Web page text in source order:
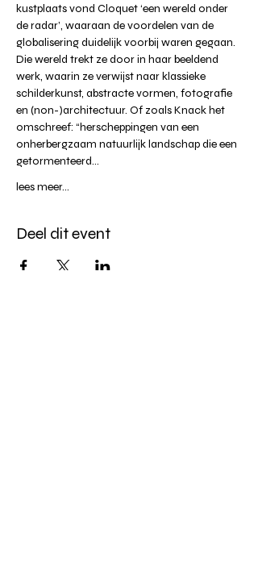
kustplaats vond Cloquet ‘een wereld onder
de radar’, waaraan de voordelen van de
globalisering duidelijk voorbij waren gegaan.
Die wereld trekt ze door in haar beeldend
werk, waarin ze verwijst naar klassieke
schilderkunst, abstracte vormen, fotografie
en (non-)architectuur. Of zoals Knack het
omschreef: “herscheppingen van een
onherbergzaam natuurlijk landschap die een
getormenteerd…
lees meer...
Deel dit event